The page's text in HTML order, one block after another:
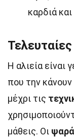
καρδιά
Η αλιεία είναι
που την
μέχρι τις
μάθεις. Οι